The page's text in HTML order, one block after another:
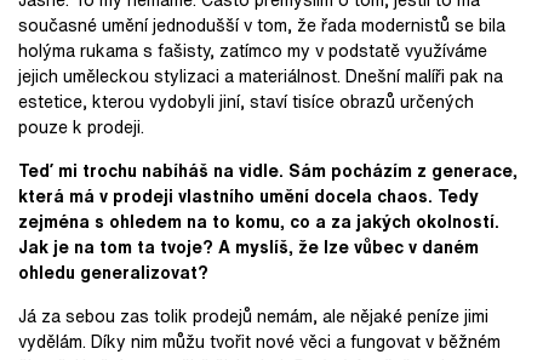
současné umění jednodušší v tom, že řada modernistů se bila
holýma rukama s fašisty, zatímco my v podstatě využíváme
jejich uměleckou stylizaci a materiálnost. Dnešní malíři pak na
estetice, kterou vydobyli jiní, staví tisíce obrazů určených
pouze k prodeji.
Teď mi trochu nabíháš na vidle. Sám pocházím z generace,
která má v prodeji vlastního umění docela chaos. Tedy
zejména s ohledem na to komu, co a za jakých okolností.
Jak je na tom ta tvoje? A myslíš, že lze vůbec v daném
ohledu generalizovat?
Já za sebou zas tolik prodejů nemám, ale nějaké peníze jimi
vydělám. Díky nim můžu tvořit nové věci a fungovat v běžném